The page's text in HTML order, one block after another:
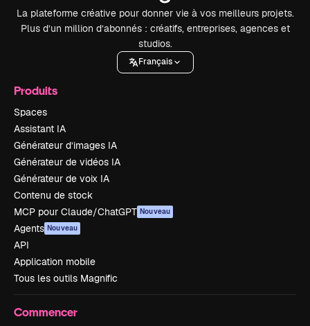
La plateforme créative pour donner vie à vos meilleurs projets.
Plus d’un million d’abonnés : créatifs, entreprises, agences et
studios.
Français
Produits
Spaces
Assistant IA
Générateur d’images IA
Générateur de vidéos IA
Générateur de voix IA
Contenu de stock
MCP pour Claude/ChatGPT Nouveau
Agents Nouveau
API
Application mobile
Tous les outils Magnific
Commencer